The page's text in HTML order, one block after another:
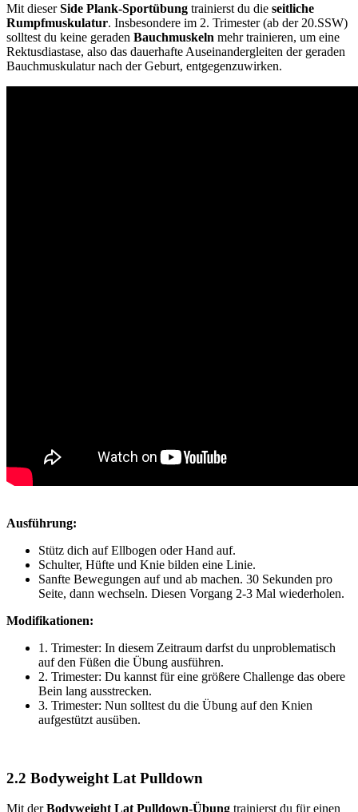
Mit dieserSide Plank-Sportübung trainierst du die seitliche
Rumpfmuskulatur. Insbesondere im 2. Trimester (ab der 20.SSW)
solltest du keine geraden Bauchmuskeln mehr trainieren, um eine
Rektusdiastase, also das dauerhafte Auseinandergleiten der geraden
Bauchmuskulatur nach der Geburt, entgegenzuwirken.
Ausführung:
Stütz dich auf Ellbogen oder Hand auf.
Schulter, Hüfte und Knie bilden eine Linie.
Sanfte Bewegungen auf und ab machen. 30 Sekunden pro
Seite, dann wechseln. Diesen Vorgang 2-3 Mal wiederholen.
Modifikationen:
1. Trimester: In diesem Zeitraum darfst du unproblematisch
auf den Füßen die Übung ausführen.
2. Trimester: Du kannst für eine größere Challenge das obere
Bein lang ausstrecken.
3. Trimester: Nun solltest du die Übung auf den Knien
aufgestützt ausüben.
2.2 Bodyweight Lat Pulldown
Mit derBodyweight Lat Pulldown-Übung trainierst du für einen